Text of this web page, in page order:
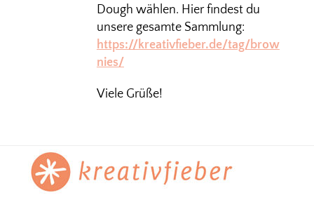
Dough wählen. Hier findest du
unsere gesamte Sammlung:
https://kreativfieber.de/tag/brow
nies/
Viele Grüße!
Footer